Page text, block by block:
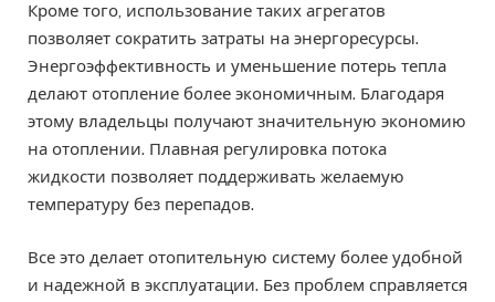
Кроме того, использование таких агрегатов
позволяет сократить затраты на энергоресурсы.
Энергоэффективность и уменьшение потерь тепла
делают отопление более экономичным. Благодаря
этому владельцы получают значительную экономию
на отоплении. Плавная регулировка потока
жидкости позволяет поддерживать желаемую
температуру без перепадов.
Все это делает отопительную систему более удобной
и надежной в эксплуатации. Без проблем справляется